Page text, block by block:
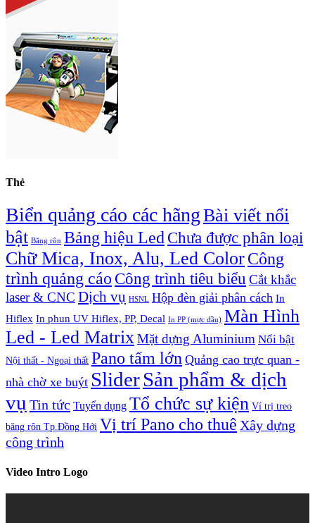
Thẻ
Biển quảng cáo các hãngBài viết nổi
bật Băng rôn Bảng hiệu Led Chưa được phân loại
Chữ Mica, Inox, Alu, Led ColorCông
trình quảng cáo Công trình tiêu biểu Cắt khắc
laser & CNC Dịch vụ HSNL Hộp đèn giải phân cách In
Hiflex In phun UV Hiflex, PP, Decal In PP (mực dầu) Màn Hình
Led - Led MatrixMặt dựng Aluminium Nổi bật
Nội thất - Ngoại thất Pano tấm lớn Quảng cao trực quan -
nhà chờ xe buýt SliderSản phẩm & dịch
vụ Tin tức Tuyển dụng Tổ chức sự kiện Ví trị treo
băng rôn Tp.Đồng Hới Vị trí Pano cho thuê Xây dựng
công trình
Video Intro Logo